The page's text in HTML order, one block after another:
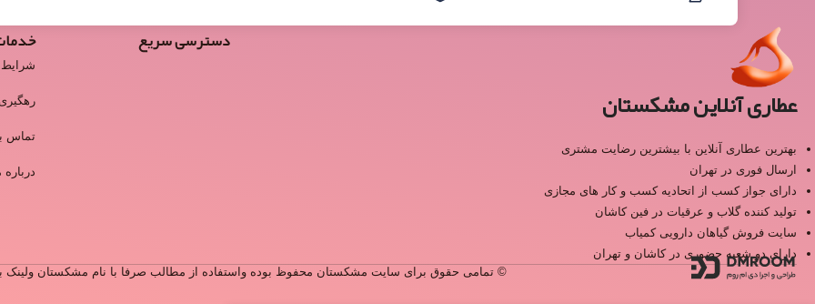
عطاری آنلاین مشکستان
بهترین عطاری آنلاین با بیشترین رضایت مشتری
ارسال فوری در تهران
دارای جواز کسب از اتحادیه کسب و کار های مجازی
تولید کننده گلاب و عرقیات در فین کاشان
سایت فروش گیاهان دارویی کمیاب
دارای دو شعبه حضوری در کاشان و تهران
دسترسی سریع
تماس
درباره
© تمامی حقوق برای سایت مشکستان محفوظ بوده واستفاده از مطالب صرفا با نام مشکستان ولینک